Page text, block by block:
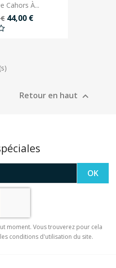
Cahors À...
44,00 €
Retour en haut 
moment. Vous trouverez pour cela
conditions d'utilisation du site.